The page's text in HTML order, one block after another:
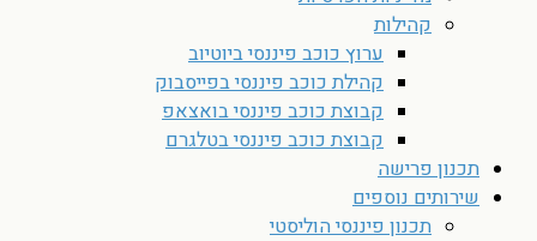
קהילות
ערוץ כוכב פיננסי ביוטיוב
קהילת כוכב פיננסי בפייסבוק
קבוצת כוכב פיננסי בואצאפ
קבוצת כוכב פיננסי בטלגרם
תכנון פרישה
שירותים נוספים
תכנון פיננסי הוליסטי